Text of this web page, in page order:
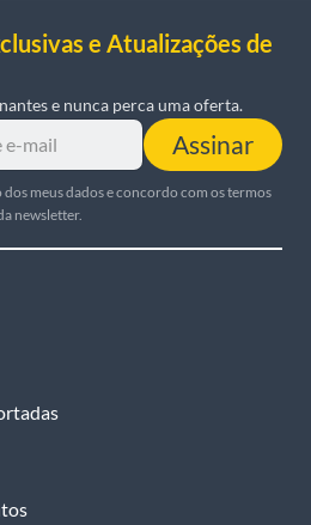
e Atualizações de
e nunca perca uma oferta.
Assinar
meus dados e concordo com os termos
newsletter.